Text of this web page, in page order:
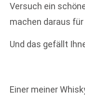
Versuch ein
machen daraus
Und das gefällt
Einer meiner